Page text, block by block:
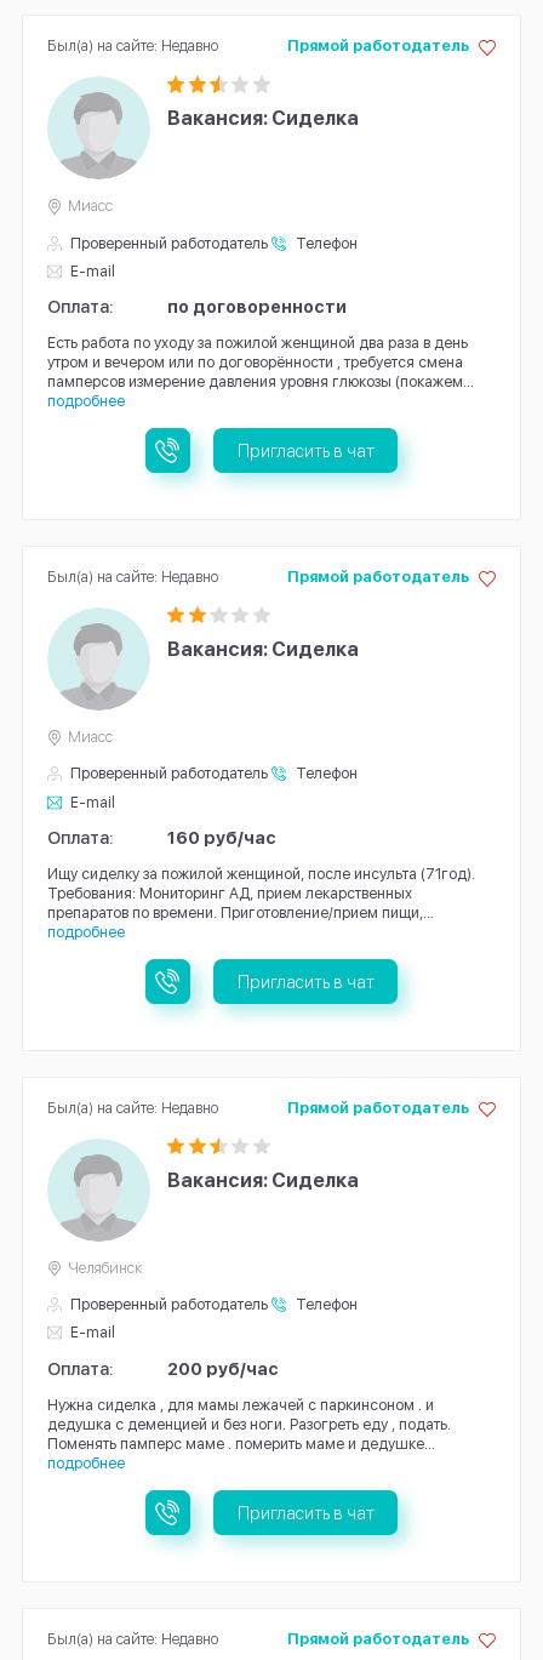
Вакансия: Сиделка
Проверенный работодатель
Телефон
E-mail
Прямой работодатель
Миасс
Оплата: по договоренности
Есть работа по уходу за пожилой женщиной два раза в день
утром и вечером или по договорённости , требуется смена
памперсов измерение давления уровня глюкозы (покажем...
подробнее
Был(а) на сайте: Недавно
Пригласить в чат
Вакансия: Сиделка
Проверенный работодатель
Телефон
E-mail
Прямой работодатель
Миасс
Оплата: 160 руб/час
Ищу сиделку за пожилой женщиной, после инсульта (71год).
Требования: Мониторинг АД, прием лекарственных
препаратов по времени. Приготовление/прием пищи,...
подробнее
Был(а) на сайте: Недавно
Пригласить в чат
Вакансия: Сиделка
Проверенный работодатель
Телефон
E-mail
Прямой работодатель
Челябинск
Оплата: 200 руб/час
Нужна сиделка , для мамы лежачей с паркинсоном . и
дедушка с деменцией и без ноги. Разогреть еду , подать.
Поменять памперс маме . померить маме и дедушке...
подробнее
Был(а) на сайте: Недавно
Пригласить в чат
Прямой работодатель
Был(а) на сайте: Недавно